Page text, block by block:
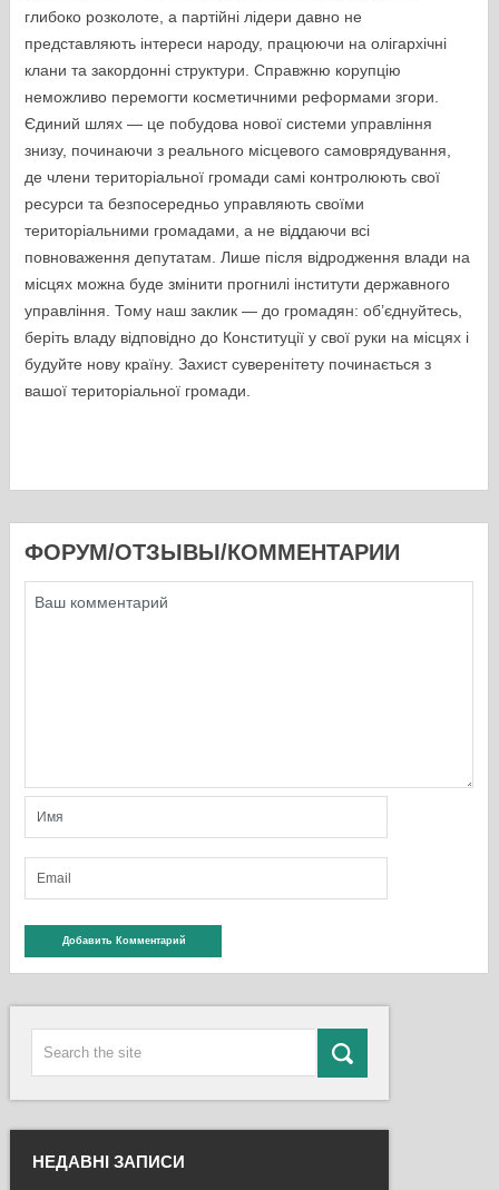
глибоко розколоте, а партійні лідери давно не
представляють інтереси народу, працюючи на олігархічні
клани та закордонні структури. Справжню корупцію
неможливо перемогти косметичними реформами згори.
Єдиний шлях — це побудова нової системи управління
знизу, починаючи з реального місцевого самоврядування,
де члени територіальної громади самі контролюють свої
ресурси та безпосередньо управляють своїми
територіальними громадами, а не віддаючи всі
повноваження депутатам. Лише після відродження влади на
місцях можна буде змінити прогнилі інститути державного
управління. Тому наш заклик — до громадян: об’єднуйтесь,
беріть владу відповідно до Конституції у свої руки на місцях і
будуйте нову країну. Захист суверенітету починається з
вашої територіальної громади.
ФОРУМ/ОТЗЫВЫ/КОММЕНТАРИИ
НЕДАВНІ ЗАПИСИ